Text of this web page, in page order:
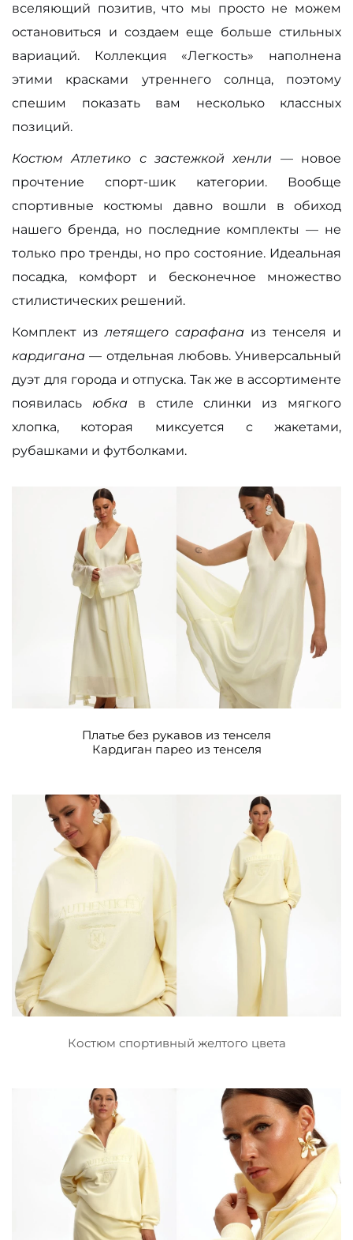
вселяющий позитив, что мы просто не можем
остановиться и создаем еще больше стильных
вариаций. Коллекция «Легкость» наполнена
этими красками утреннего солнца, поэтому
спешим показать вам несколько классных
позиций.
Костюм Атлетико с застежкой хенли — новое
прочтение спорт-шик категории. Вообще
спортивные костюмы давно вошли в обиход
нашего бренда, но последние комплекты — не
только про тренды, но про состояние. Идеальная
посадка, комфорт и бесконечное множество
стилистических решений.
Комплект излетящего сарафана из тенселя и
кардигана — отдельная любовь. Универсальный
дуэт для города и отпуска. Так же в ассортименте
появилась юбка в стиле слинки из мягкого
хлопка, которая миксуется с жакетами,
рубашками и футболками.
Платье без рукавов из тенселя
Кардиган парео из тенселя
Костюм спортивный желтого цвета